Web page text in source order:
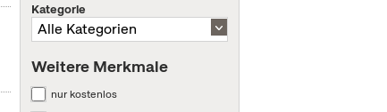
Kategorie
Weitere Merkmale
nur kostenlos